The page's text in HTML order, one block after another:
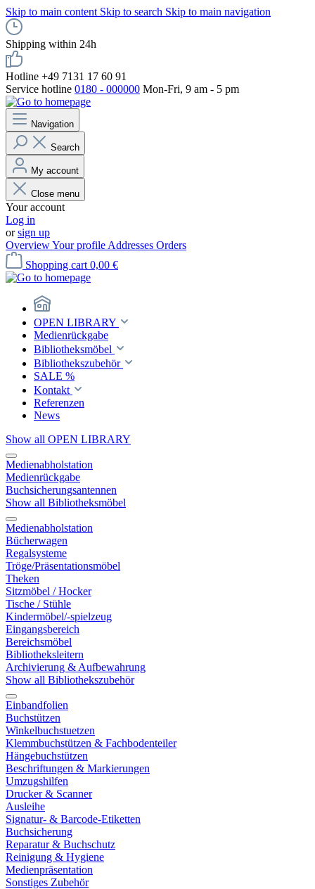
Skip to main content Skip to search Skip to main navigation
Shipping within 24h
Hotline +49 7131 17 60 91
Service hotline 0180 - 000000 Mon-Fri, 9 am - 5 pm
Navigation
Search
My account
Close menu
Your account
Log in
orsign up
OverviewYour profile Addresses Orders
Shopping cart 0,00 €
OPEN LIBRARY
Medienrückgabe
Bibliotheksmöbel
Bibliothekszubehör
SALE %
Kontakt
Referenzen
News
Show all OPEN LIBRARY
Medienabholstation
Medienrückgabe
Buchsicherungsantennen
Show all Bibliotheksmöbel
Medienabholstation
Bücherwagen
Regalsysteme
Tröge/Präsentationsmöbel
Theken
Sitzmöbel / Hocker
Tische / Stühle
Kindermöbel/-spielzeug
Eingangsbereich
Bereichsmöbel
Bibliotheksleitern
Archivierung & Aufbewahrung
Show all Bibliothekszubehör
Einbandfolien
Buchstützen
Winkelbuchstuetzen
Klemmbuchstützen & Fachbodenteiler
Hängebuchstützen
Beschriftungen & Markierungen
Umzugshilfen
Drucker & Scanner
Ausleihe
Signatur- & Barcode-Etiketten
Buchsicherung
Reparatur & Buchschutz
Reinigung & Hygiene
Medienpräsentation
Sonstiges Zubehör